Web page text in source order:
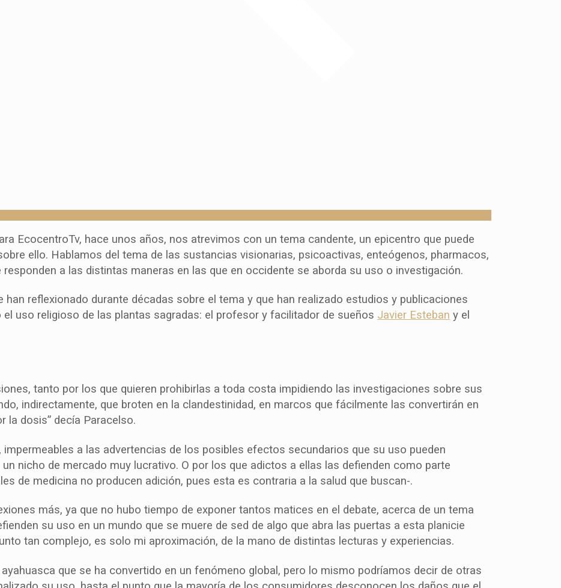
EcocentroTv, hace unos años, nos atrevimos con un tema candente, un epicentro que puede
ello. Hablamos del tema de las sustancias visionarias, psicoactivas, enteógenos, pharmacos,
a las distintas maneras en las que en occidente se aborda su uso o investigación.
reflexionado durante décadas sobre el tema y que han realizado estudios y publicaciones
uso religioso de las plantas sagradas: el profesor y facilitador de sueños Javier Esteban y el
tanto por los que quieren prohibirlas a toda costa impidiendo las investigaciones sobre sus
indirectamente, que broten en la clandestinidad, en marcos que fácilmente las convertirán en
la dosis” decía Paracelso.
a las advertencias de los posibles efectos secundarios que su uso pueden
nicho de mercado muy lucrativo. O por los que adictos a ellas las defienden como parte
de medicina no producen adición, pues esta es contraria a la salud que buscan-.
más, ya que no hubo tiempo de exponer tantos matices en el debate, acerca de un tema
su uso en un mundo que se muere de sed de algo que abra las puertas a esta planicie
tan complejo, es solo mi aproximación, de la mano de distintas lecturas y experiencias.
que se ha convertido en un fenómeno global, pero lo mismo podríamos decir de otras